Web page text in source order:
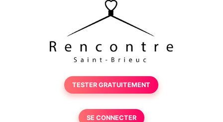
TESTER GRATUITEMENT
SE CONNECTER